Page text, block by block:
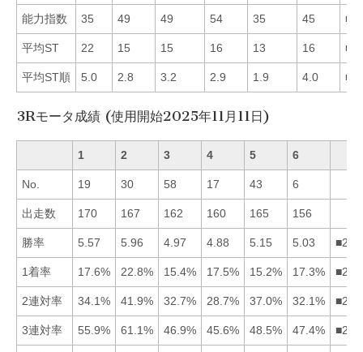
能力指数 35 49 49 54 35 45
平均ST 22 15 15 16 13 16
平均ST順 5.0 2.8 3.2 2.9 1.9 4.0
3Rモータ成績 (使用開始2025年11月11日)
1 2 3 4 5 6
No. 19 30 58 17 43 6
出走数 170 167 162 160 165 156
勝率 5.57 5.96 4.97 4.88 5.15 5.03
1着率 17.6% 22.8% 15.4% 17.5% 15.2% 17.3%
2連対率 34.1% 41.9% 32.7% 28.7% 37.0% 32.1%
3連対率 55.9% 61.1% 46.9% 45.6% 48.5% 47.4%